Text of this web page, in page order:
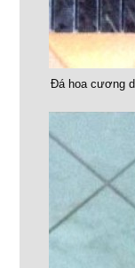
Đá hoa cương